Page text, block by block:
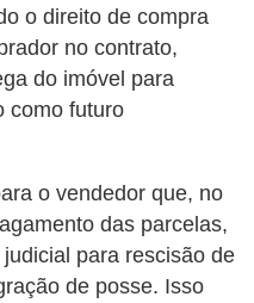
o direito de compra
no contrato,
do imóvel para
como futuro
o vendedor que, no
das parcelas,
para rescisão de
de posse. Isso